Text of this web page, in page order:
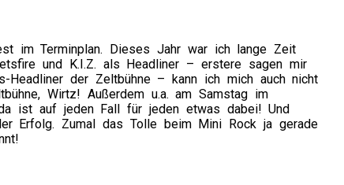
im Terminplan. Dieses Jahr war ich lange Zeit
und K.I.Z. als Headliner – erstere sagen mir
der Zeltbühne – kann ich mich auch nicht
Wirtz! Außerdem u.a. am Samstag im
ist auf jeden Fall für jeden etwas dabei! Und
Erfolg. Zumal das Tolle beim Mini Rock ja gerade